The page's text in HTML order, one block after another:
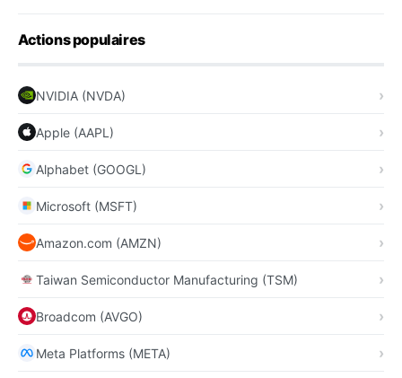
Actions populaires
NVIDIA (NVDA)
Apple (AAPL)
Alphabet (GOOGL)
Microsoft (MSFT)
Amazon.com (AMZN)
Taiwan Semiconductor Manufacturing (TSM)
Broadcom (AVGO)
Meta Platforms (META)